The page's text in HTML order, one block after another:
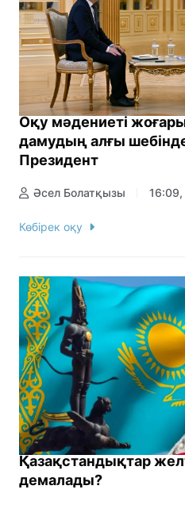
Оқу мәдениеті
дамудың алғы
Президент
Әсел Болатқызы
Көбірек оқу
Қазақстандықтар
демалады?